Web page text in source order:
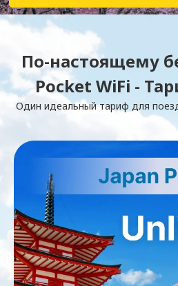
По-настоящему
Pocket WiFi -
Один идеальный тариф для